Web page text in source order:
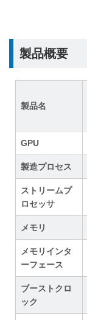
製品概要
製品名
GPU
製造プロセス
ストリームプ
ロセッサ
メモリ
メモリインタ
ーフェース
ブーストクロ
ック